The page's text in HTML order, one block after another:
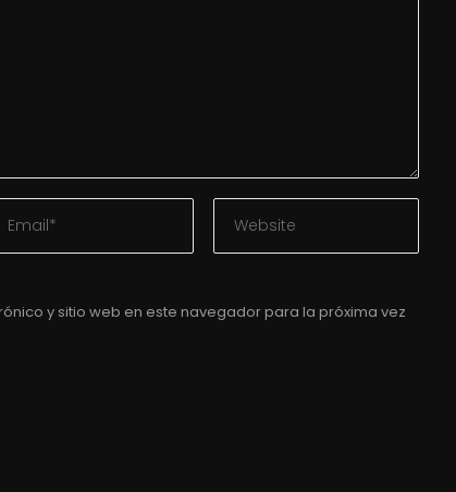
y sitio web en este navegador para la próxima vez